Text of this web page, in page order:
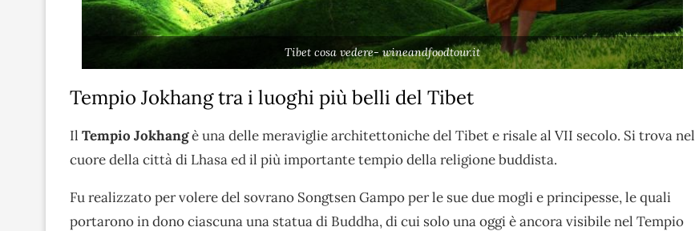
Tibet cosa vedere- wineandfoodtour.it
Tempio Jokhang tra i luoghi più belli del Tibet
Il Tempio Jokhangè una delle meraviglie architettoniche del Tibet e risale al VII secolo. Si trova nel
cuore della città di Lhasa ed il più importante tempio della religione buddista.
Fu realizzato per volere del sovrano Songtsen Gampo per le sue due mogli e principesse, le quali
portarono in dono ciascuna una statua di Buddha, di cui solo una oggi è ancora visibile nel Tempio